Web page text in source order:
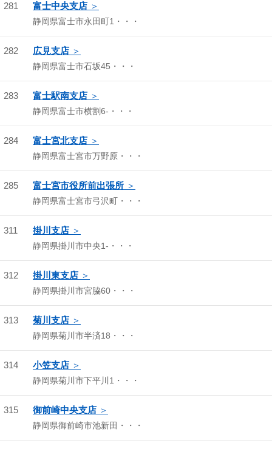
281 富士中央支店
静岡県富士市永田町1・・・
282 広見支店
静岡県富士市石坂45・・・
283 富士駅南支店
静岡県富士市横割6-・・・
284 富士宮北支店
静岡県富士宮市万野原・・・
285 富士宮市役所前出張所
静岡県富士宮市弓沢町・・・
311 掛川支店
静岡県掛川市中央1-・・・
312 掛川東支店
静岡県掛川市宮脇60・・・
313 菊川支店
静岡県菊川市半済18・・・
314 小笠支店
静岡県菊川市下平川1・・・
315 御前崎中央支店
静岡県御前崎市池新田・・・